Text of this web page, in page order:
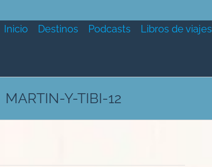
Inicio Destinos Podcasts Libros de viajes
MARTIN-Y-TIBI-12